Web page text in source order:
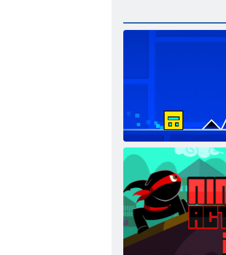
Геометрия Даш: Полная